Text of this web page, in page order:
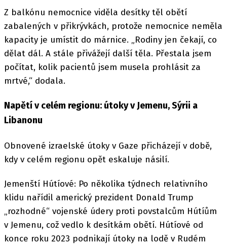
Z balkónu nemocnice viděla desítky těl obětí
zabalených v přikrývkách, protože nemocnice neměla
kapacity je umístit do márnice. „Rodiny jen čekají, co
dělat dál. A stále přivážejí další těla. Přestala jsem
počítat, kolik pacientů jsem musela prohlásit za
mrtvé,“ dodala.
Napětí v celém regionu: útoky v Jemenu, Sýrii a
Libanonu
Obnovené izraelské útoky v Gaze přicházejí v době,
kdy v celém regionu opět eskaluje násilí.
Jemenští Hútíové: Po několika týdnech relativního
klidu nařídil americký prezident Donald Trump
„rozhodné“ vojenské údery proti povstalcům Hútíům
v Jemenu, což vedlo k desítkám obětí. Hútíové od
konce roku 2023 podnikají útoky na lodě v Rudém